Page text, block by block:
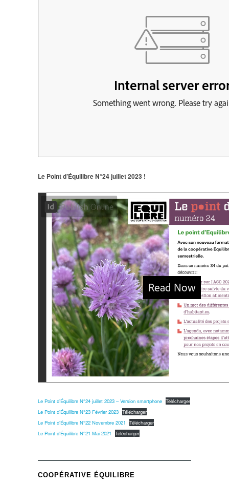
Le Point d’Équilibre N°24 juillet 2023 !
Le Point d’Équilibre N°24 juillet 2023 – Version smartphone Télécharger
Le Point d’Équilibre N°23 Février 2023 Télécharger
Le Point d’Équilibre N°22 Novembre 2021 Télécharger
Le Point d’Équilibre N°21 Mai 2021 Télécharger
COOPÉRATIVE ÉQUILIBRE